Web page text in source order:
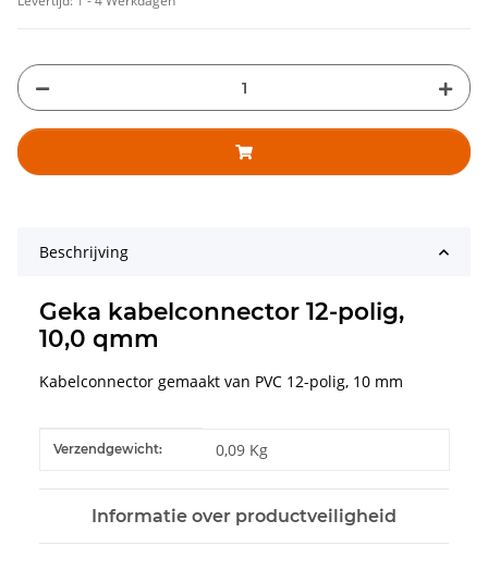
Beschrijving
Geka kabelconnector 12-polig,
10,0 qmm
Kabelconnector gemaakt van PVC 12-polig, 10 mm
#productDetails.itemInformation#
#productDetails.itemValue#
Verzendgewicht: 0,09 Kg
Informatie over productveiligheid